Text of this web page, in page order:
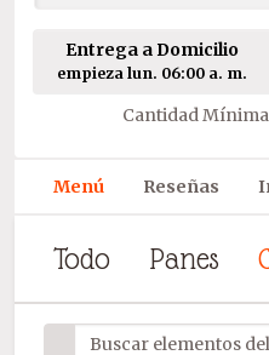
Entrega a Domicilio
empieza lun. 06:00 a. m.
Cantidad
Menú Reseñas
Todo Panes